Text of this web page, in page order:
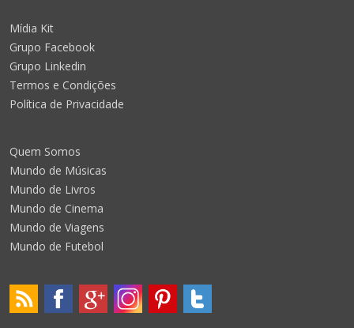
Mídia Kit
Grupo Facebook
Grupo Linkedin
Termos e Condições
Política de Privacidade
Quem Somos
Mundo de Músicas
Mundo de Livros
Mundo de Cinema
Mundo de Viagens
Mundo de Futebol